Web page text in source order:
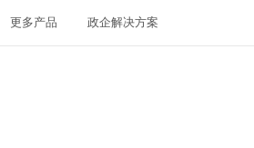
更多产品 政企解决方案